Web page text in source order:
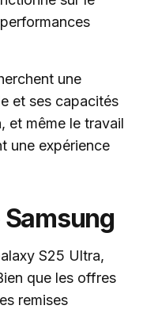
une
et ses capacités
et même le travail
une expérience
Samsung
S25 Ultra,
que les offres
remises